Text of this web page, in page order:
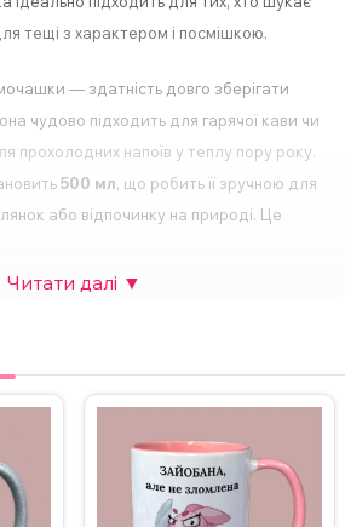
тещі з характером і посмішкою.
— здатність довго зберігати
чудово підходить для гарячої кави чи
прохолодних напоїв у теплу пору року.
500 мл, що робить її зручною для
або відпочинку на природі. Це
поєднує практичність, оригінальний
тому буде використовуватись щодня.
дозволяє брати напій із собою.
фото можна змінити на ваш,